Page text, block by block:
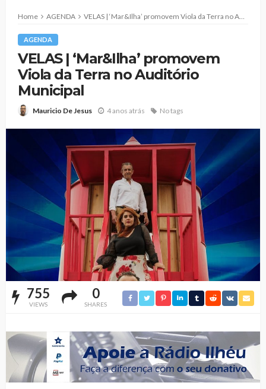
Home AGENDA VELAS | ‘Mar&Ilha’ promovem Viola da Terra no Auditório Municipal
AGENDA
VELAS | ‘Mar&Ilha’ promovem
Viola da Terra no Auditório
Municipal
Mauricio De Jesus 4 anos atrás No tags
755
VIEWS
0
SHARES